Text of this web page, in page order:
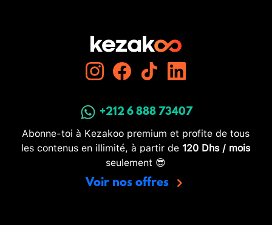
+212 6 888 73407
Abonne-toi à Kezakoo premium et profite de tous
les contenus en illimité, à partir de 120 Dhs / mois
seulement 😎
Voir nos offres